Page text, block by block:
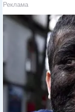
Реклама